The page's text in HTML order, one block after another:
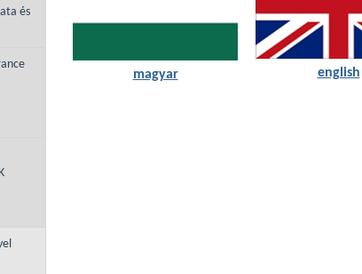
és
magyar english